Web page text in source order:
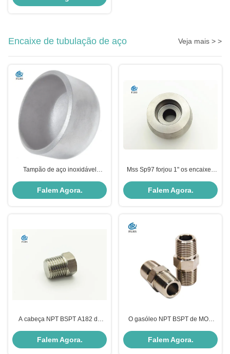
grafite
Encaixe de tubulação de aço Veja mais > >
Tampão de aço inoxidável
tubulação de ASME B16.9
Falem Agora.
Mss Sp97 forjou 1" os encaixes
Threadolet
Falem Agora.
A cabeça NPT BSPT A182 do
rosqueou a tomada
Falem Agora.
O gasóleo NPT BSPT de MOC
bocal da tubulação
Falem Agora.